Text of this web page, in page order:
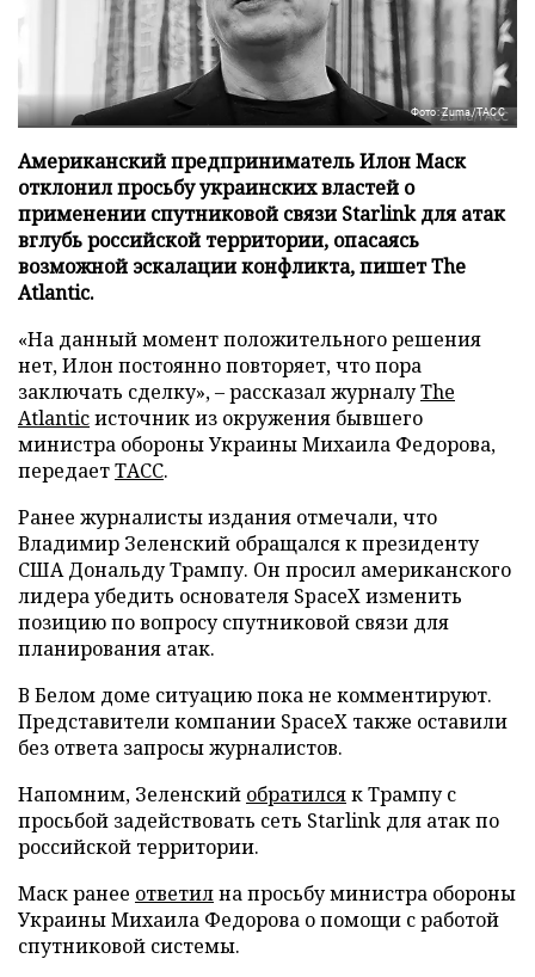
Фото: Zuma/ТАСС
Американский предприниматель Илон Маск
отклонил просьбу украинских властей о
применении спутниковой связи Starlink для атак
вглубь российской территории, опасаясь
возможной эскалации конфликта, пишет The
Atlantic.
«На данный момент положительного решения
нет, Илон постоянно повторяет, что пора
заключать сделку», – рассказал журналуThe
Atlanticисточник из окружения бывшего
министра обороны Украины Михаила Федорова,
передаетТАСС.
Ранее журналисты издания отмечали, что
Владимир Зеленский обращался к президенту
США Дональду Трампу. Он просил американского
лидера убедить основателя SpaceX изменить
позицию по вопросу спутниковой связи для
планирования атак.
В Белом доме ситуацию пока не комментируют.
Представители компании SpaceX также оставили
без ответа запросы журналистов.
Напомним, Зеленский обратилсяк Трампу с
просьбой задействовать сеть Starlink для атак по
российской территории.
Маск ранее ответилна просьбу министра обороны
Украины Михаила Федорова о помощи с работой
спутниковой системы.